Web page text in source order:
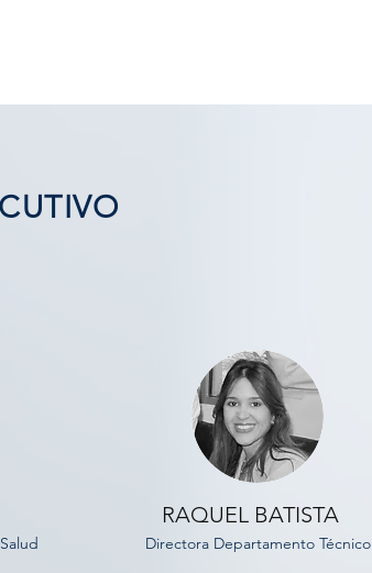
RAQUEL BATISTA
Directora Departamento Técnico